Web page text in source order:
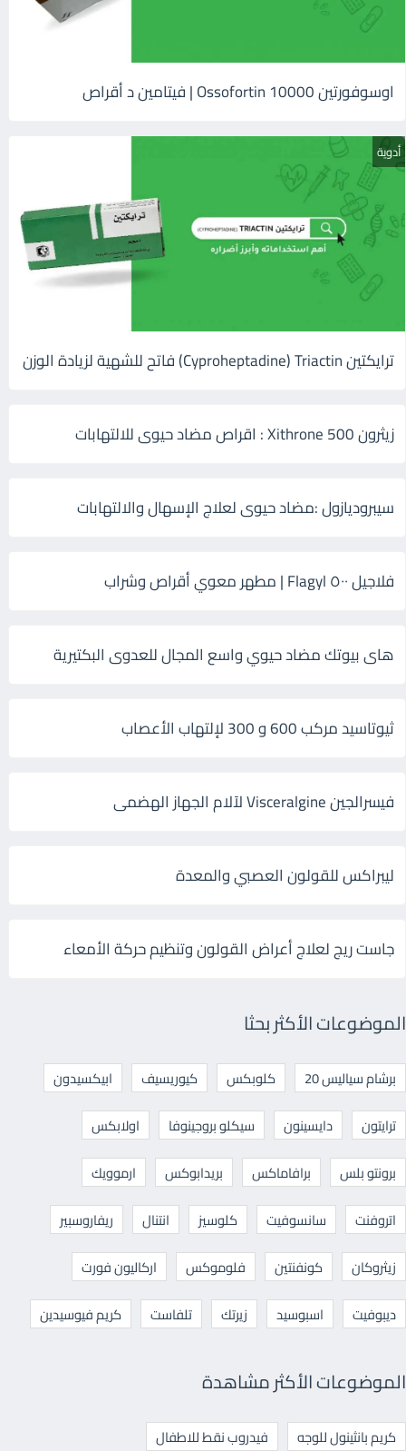
اوسوفورتين 10000 Ossofortin | فيتامين د أقراص
أدوية
ترايكتين Cyproheptadine) Triactin) فاتح للشهية لزيادة الوزن
زيثرون 500 Xithrone : اقراص مضاد حيوى للالتهابات
سيبروديازول :مضاد حيوى لعلاج الإسهال والالتهابات
فلاجيل ٥٠٠ Flagyl | مطهر معوي أقراص وشراب
هاى بيوتك مضاد حيوي واسع المجال للعدوى البكتيرية
ثيوتاسيد مركب 600 و 300 لإلتهاب الأعصاب
فيسرالجين Visceralgine لآلام الجهاز الهضمى
ليبراكس للقولون العصبي والمعدة
جاست ريج لعلاج أعراض القولون وتنظيم حركة الأمعاء
الموضوعات الأكثر بحثا
برشام سياليس 20 كلوبكس كيوريسيف
ابيكسيدون
ترايتون
دايسينون سيكلو بروجينوفا
اولابكس
برونتو بلس
برافاماكس بريدابوكس
ارموويك
اتروفنت
سانسوفيت كلوسيز انتنال
ريفاروسبير
زيثروكان
كونفنتين فلوموكس
اركاليون فورت
ديبوفيت
اسبوسيد زيرتك تلفاست كريم فيوسيدين
الموضوعات الأكثر مشاهدة
كريم بانثينول للوجه فيدروب نقط للاطفال